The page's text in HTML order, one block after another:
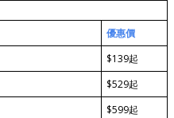
優惠價
$139起
$529起
$599起